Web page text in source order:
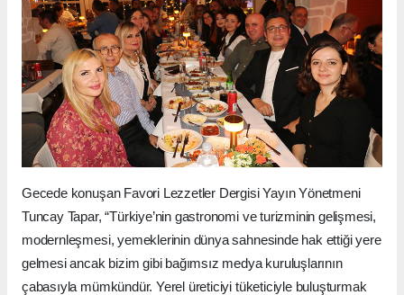
Gecede konuşan Favori Lezzetler Dergisi Yayın Yönetmeni
Tuncay Tapar, “Türkiye’nin gastronomi ve turizminin gelişmesi,
modernleşmesi, yemeklerinin dünya sahnesinde hak ettiği yere
gelmesi ancak bizim gibi bağımsız medya kuruluşlarının
çabasıyla mümkündür. Yerel üreticiyi tüketiciyle buluşturmak